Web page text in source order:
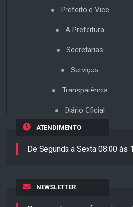
Prefeito e Vice
A Prefeitura
Secretarias
Serviços
Transparência
Diário Oficial
ATENDIMENTO
De Segunda a Sexta 08:00 às
NEWSLETTER